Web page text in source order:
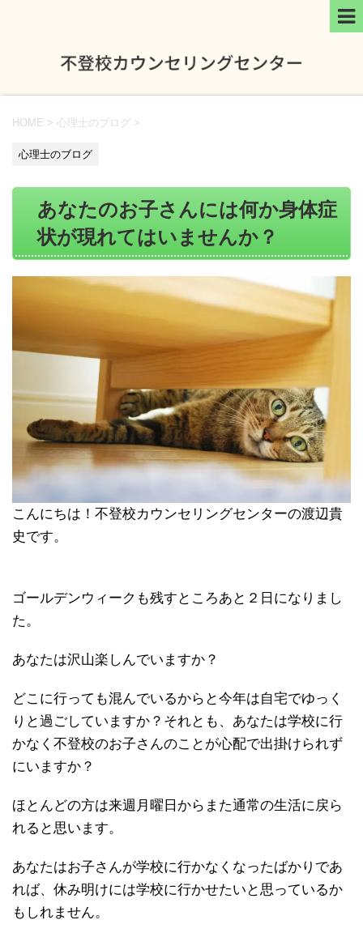
HOME > 心理士のブログ >
心理士のブログ
あなたのお子さんには何か身体症
状が現れてはいませんか？
こんにちは！不登校カウンセリングセンターの渡辺貴
史です。
ゴールデンウィークも残すところあと２日になりまし
た。
あなたは沢山楽しんでいますか？
どこに行っても混んでいるからと今年は自宅でゆっく
りと過ごしていますか？それとも、あなたは学校に行
かなく不登校のお子さんのことが心配で出掛けられず
にいますか？
ほとんどの方は来週月曜日からまた通常の生活に戻ら
れると思います。
あなたはお子さんが学校に行かなくなったばかりであ
れば、休み明けには学校に行かせたいと思っているか
もしれません。